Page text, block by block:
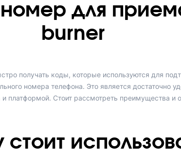
номер для
burner
получать коды, которые используются для
номера телефона. Это является достаточно
Стоит рассмотреть преимущества и
стоит